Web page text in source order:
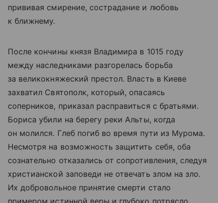
прививая смирение, сострадание и любовь
к ближнему.
После кончины князя Владимира в 1015 году
между наследниками разгорелась борьба
за великокняжеский престол. Власть в Киеве
захватил Святополк, который, опасаясь
соперников, приказал расправиться с братьями.
Бориса убили на берегу реки Альты, когда
он молился. Глеб погиб во время пути из Мурома.
Несмотря на возможность защитить себя, оба
сознательно отказались от сопротивления, следуя
христианской заповеди не отвечать злом на зло.
Их добровольное принятие смерти стало
примером истинной веры и глубоко потрясло